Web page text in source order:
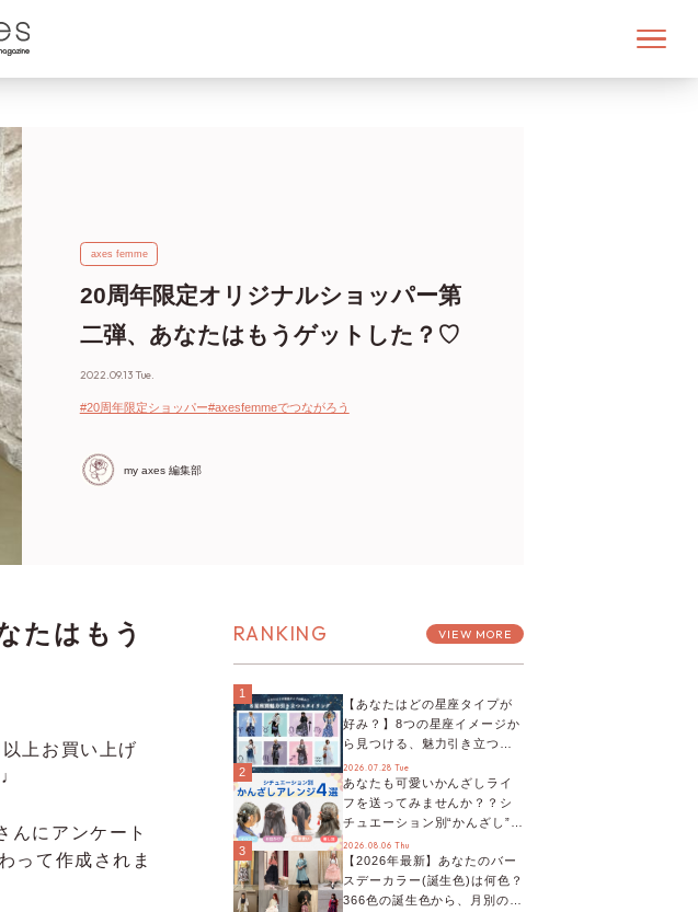
axes femme
20周年限定オリジナルショッパー第
二弾、あなたはもうゲットした？♡
2022.09.13 Tue.
#20周年限定ショッパー#axesfemmeでつながろう
my axes 編集部
たはもう
上お買い上げ
んにアンケート
って作成されま
RANKING VIEW MORE
1
【あなたはどの星座タイプが
好み？】8つの星座イメージか
ら見つける、魅力引き立つス
タイリング♡
2026.07.28 Tue
2
あなたも可愛いかんざしライ
フを送ってみませんか？？シ
チュエーション別“かんざし”の
オススメ【ショップスタッフ
編集部】
2026.08.06 Thu
3
【2026年最新】あなたのバー
スデーカラー(誕生色)は何色？
366色の誕生色から、月別の誕